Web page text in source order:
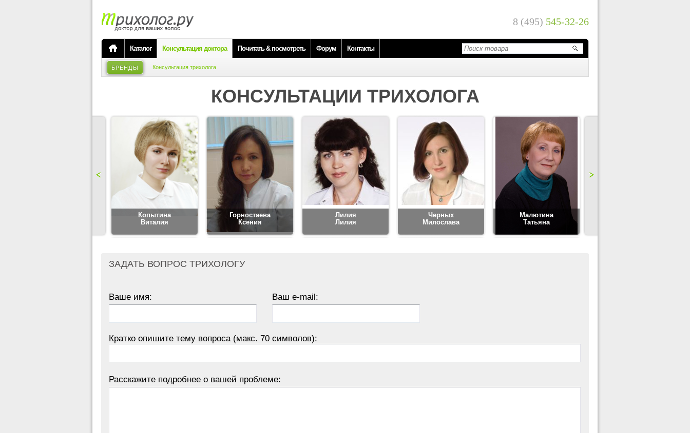
8 (495) 545-32-26
Каталог Консультация доктора Почитать & посмотреть Форум Контакты
БРЕНДЫ Консультация трихолога
КОНСУЛЬТАЦИИ ТРИХОЛОГА
Копытина
Виталия
Горностаева
Ксения
Лилия
Лилия
Черных
Милослава
Малютина
Татьяна
ЗАДАТЬ ВОПРОС ТРИХОЛОГУ
Ваше имя: Ваш e-mail:
Кратко опишите тему вопроса (макс. 70 символов):
Расскажите подробнее о вашей проблеме: